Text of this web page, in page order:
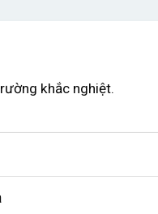
khắc nghiệt.